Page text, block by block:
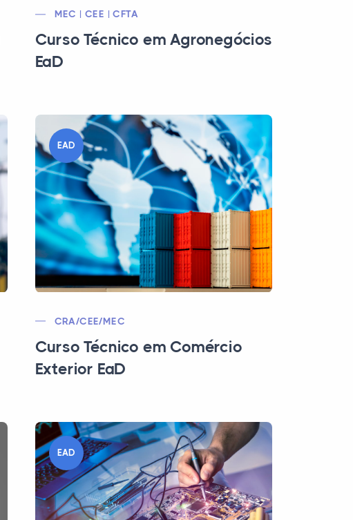
MEC | CEE | CFTA
Curso Técnico em Agronegócios
EaD
EAD
CRA/CEE/MEC
Curso Técnico em Comércio
Exterior EaD
EAD